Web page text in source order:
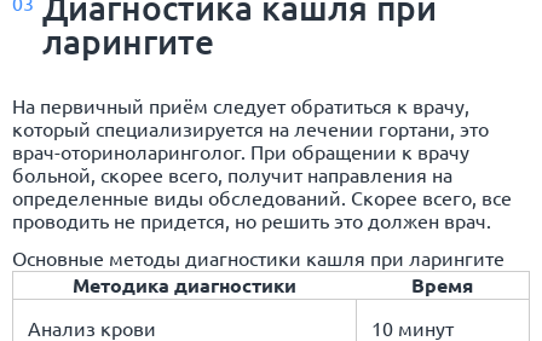
ларингите
На первичный приём следует обратиться к врачу,
который специализируется на лечении гортани, это
врач-оториноларинголог. При обращении к врачу
больной, скорее всего, получит направления на
определенные виды обследований. Скорее всего, все
проводить не придется, но решить это должен врач.
Основные методы диагностики кашля при ларингите
Методика диагностики Время
Анализ крови 10 минут